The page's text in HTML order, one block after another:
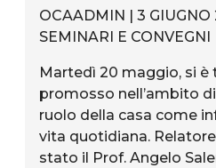
OCAADMIN | 3 GIUGNO
SEMINARI E CONVEGNI
Martedì 20 maggio, si
promosso nell’ambito
ruolo della casa come
vita quotidiana.
stato il Prof. Angelo